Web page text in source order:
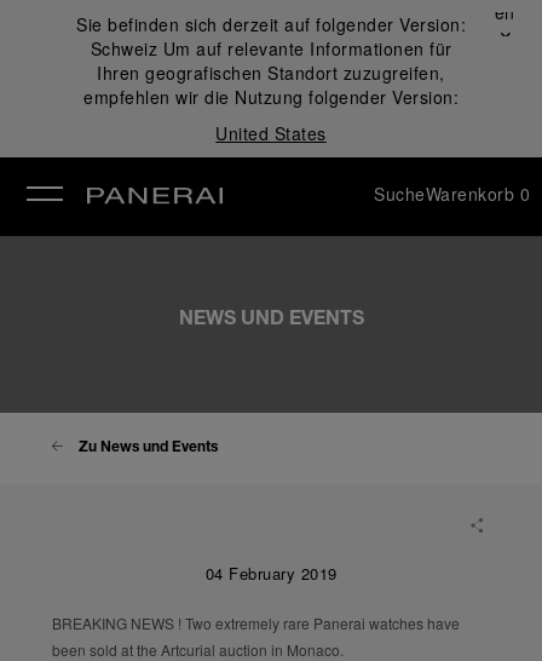
Sie befinden sich derzeit auf folgender Version:
Schweiz Um auf relevante Informationen für
Ihren geografischen Standort zuzugreifen,
empfehlen wir die Nutzung folgender Version:
United States
Schließen
✕
SucheWarenkorb 0
NEWS UND EVENTS
Zu News und Events
04 February 2019
BREAKING NEWS ! Two extremely rare Panerai watches have
been sold at the Artcurial auction in Monaco.